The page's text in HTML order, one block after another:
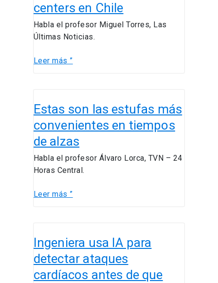
centers en Chile
Habla el profesor Miguel Torres, Las
Últimas Noticias.
usan
renovables
sus
data
Chile
Leer más ”
Estas son las estufas más
convenientes en tiempos
de alzas
Habla el profesor Álvaro Lorca, TVN – 24
Horas Central.
son
estufas
más
convenientes
en
de
Leer más ”
Ingeniera usa IA para
detectar ataques
cardíacos antes de que
usa
IA
para
detectar